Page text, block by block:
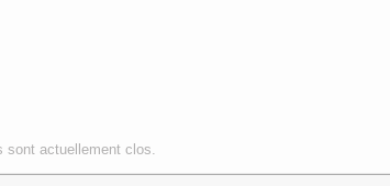
sont actuellement clos.